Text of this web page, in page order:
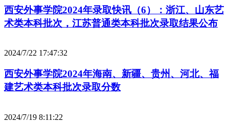
西安外事学院2024年录取快讯（6）：浙江、山东艺
术类本科批次，江苏普通类本科批次录取结果公布
2024/7/22 17:47:32
西安外事学院2024年海南、新疆、贵州、河北、福
建艺术类本科批次录取分数
2024/7/19 8:11:22